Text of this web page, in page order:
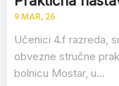
9 MAR, 26
Učenici 4.f razreda,
obvezne stručne
bolnicu Mostar, u…